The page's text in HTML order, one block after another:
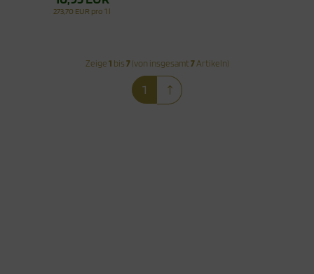
273,70 EUR pro 1 l
Zeige 1 bis 7(von insgesamt7Artikeln)
1